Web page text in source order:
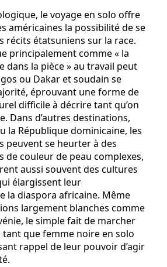
le voyage en solo offre
américaines la possibilité de se
récits étatsuniens sur la race.
principalement comme « la
dans la pièce » au travail peut
ou Dakar et soudain se
éprouvant une forme de
difficile à décrire tant qu’on
Dans d’autres destinations,
la République dominicaine, les
peuvent se heurter à des
de couleur de peau complexes,
aussi souvent des cultures
élargissent leur
la diaspora africaine. Même
largement blanches comme
le simple fait de marcher
tant que femme noire en solo
rappel de leur pouvoir d’agir